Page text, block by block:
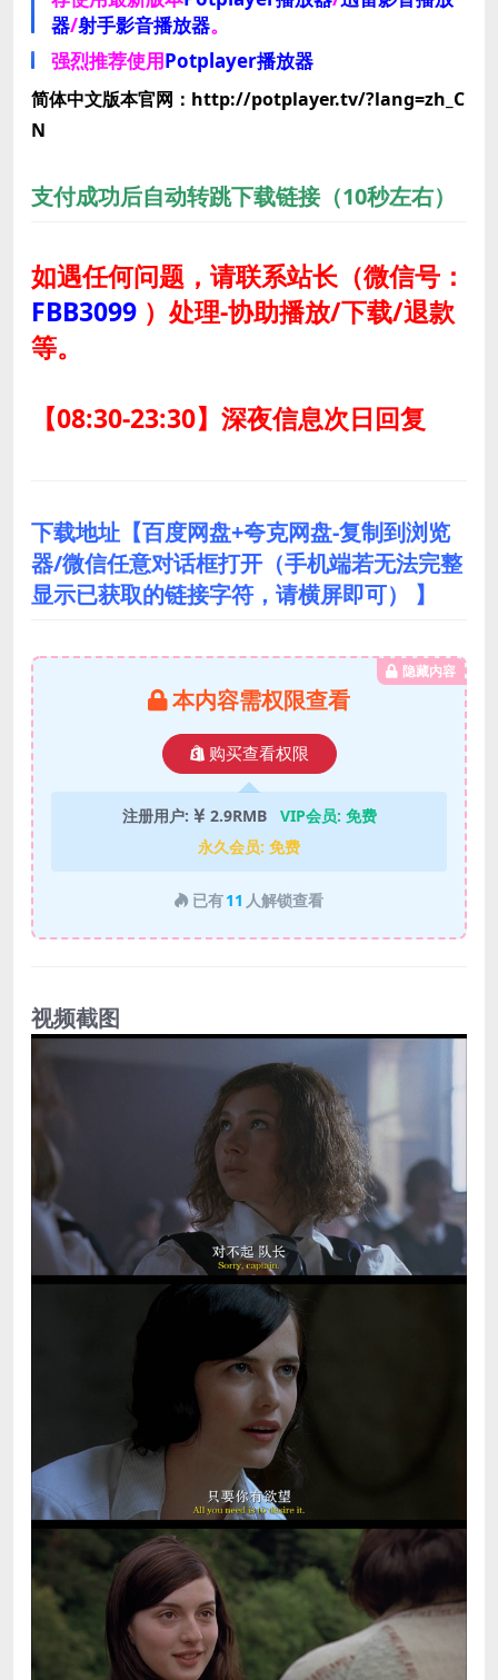
器/射手影音播放器。
强烈推荐使用Potplayer播放器
简体中文版本官网：http://potplayer.tv/?lang=zh_C
N
支付成功后自动转跳下载链接（10秒左右）
如遇任何问题，请联系站长（微信号：
FBB3099 ） 处理-协助播放/下载/退款
等。
【08:30-23:30】深夜信息次日回复
下载地址【百度网盘+夸克网盘-复制到浏览
器/微信任意对话框打开（手机端若无法完整
显示已获取的链接字符，请横屏即可） 】
隐藏内容
本内容需权限查看
购买查看权限
注册用户: 2.9RMB VIP会员: 免费
永久会员: 免费
已有11 人解锁查看
视频截图